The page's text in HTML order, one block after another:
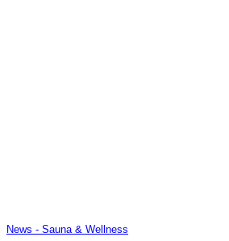
News - Sauna & Wellness